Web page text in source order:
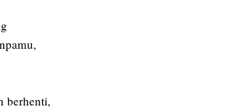
berhenti,